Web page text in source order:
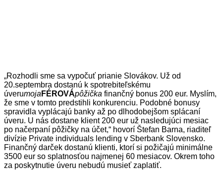
„Rozhodli sme sa vypočuť prianie Slovákov. Už od
20.septembra dostanú k spotrebiteľskému
úverumoja FÉROVÁpôžička finančný bonus 200 eur. Myslím,
že sme v tomto predstihli konkurenciu. Podobné bonusy
spravidla vyplácajú banky až po dlhodobejšom splácaní
úveru. U nás dostane klient 200 eur už nasledujúci mesiac
po načerpaní pôžičky na účet,“ hovorí Štefan Barna, riaditeľ
divízie Private individuals lending v Sberbank Slovensko.
Finančný darček dostanú klienti, ktorí si požičajú minimálne
3500 eur so splatnosťou najmenej 60 mesiacov. Okrem toho
za poskytnutie úveru nebudú musieť zaplatiť.